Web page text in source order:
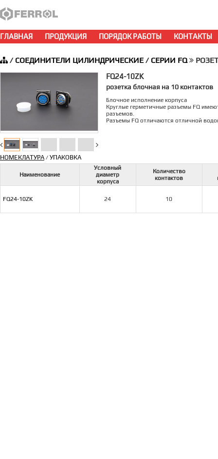
ГЛАВНАЯ ПРОДУКЦИЯ ПОРЯДОК РАБОТЫ КОНТАКТЫ
/ СОЕДИНИТЕЛИ ЦИЛИНДРИЧЕСКИЕ/ СЕРИИ FQ
FQ24-10ZK
розетка блочная на 10 контактов
Блочное исполнение корпуса
Круглые герметичные разъемы FQ
разъемов.
Разъемы FQ отличаются отличной
НОМЕКЛАТУРА/ УПАКОВКА
Наименование
Условный
диаметр
корпуса
Количество
контактов
FQ24-10ZK 24 10